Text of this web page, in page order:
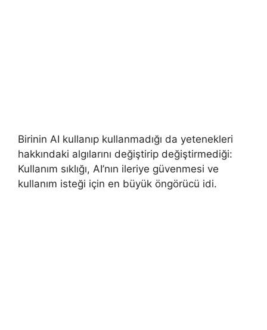
Birinin AI kullanıp kullanmadığı da yetenekleri
hakkındaki algılarını değiştirip değiştirmediği:
Kullanım sıklığı, AI’nın ileriye güvenmesi ve
kullanım isteği için en büyük öngörücü idi.